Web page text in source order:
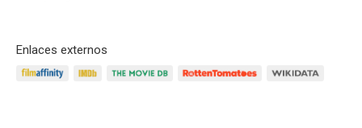
Enlaces externos